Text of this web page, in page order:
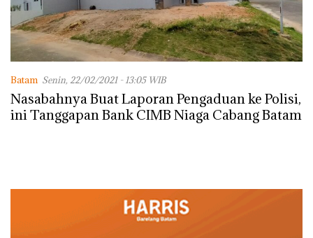
Batam Senin, 22/02/2021 - 13:05 WIB
Nasabahnya Buat Laporan Pengaduan ke Polisi,
ini Tanggapan Bank CIMB Niaga Cabang Batam